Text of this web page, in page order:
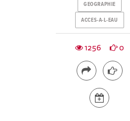
GEOGRAPHIE
ACCES-A-L-EAU
1256 0